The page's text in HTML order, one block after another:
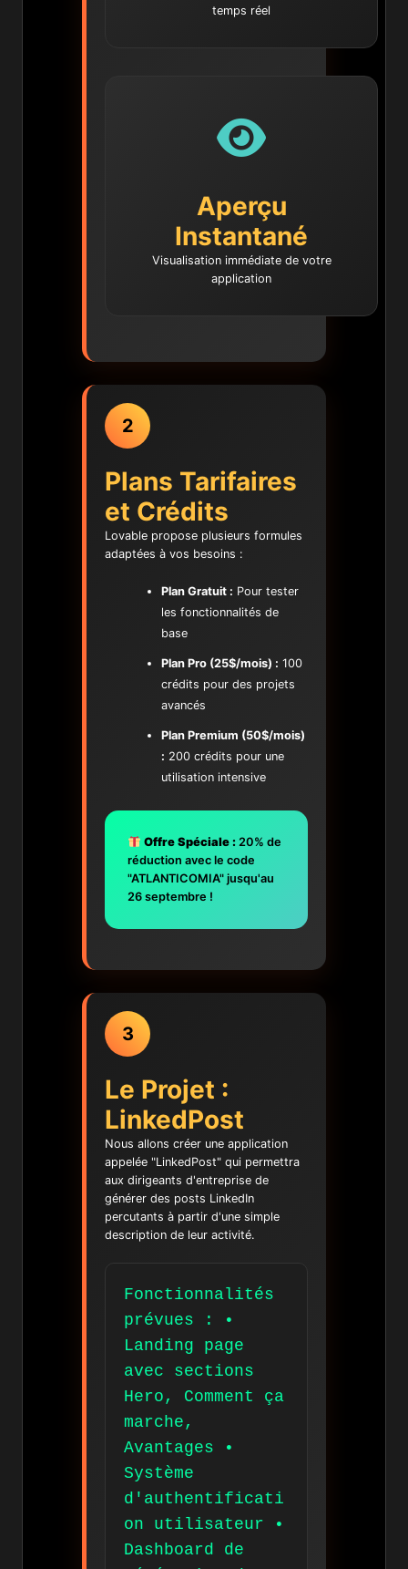
temps réel
Aperçu
Instantané
Visualisation immédiate de votre
application
2
Plans Tarifaires
et Crédits
Lovable propose plusieurs formules
adaptées à vos besoins :
Plan Gratuit : Pour tester
les fonctionnalités de
base
Plan Pro (25$/mois) : 100
crédits pour des projets
avancés
Plan Premium (50$/mois)
: 200 crédits pour une
utilisation intensive
Offre Spéciale :20% de
réduction avec le code
"ATLANTICOMIA" jusqu'au
26 septembre !
3
Le Projet :
LinkedPost
Nous allons créer une application
appelée "LinkedPost" qui permettra
aux dirigeants d'entreprise de
générer des posts LinkedIn
percutants à partir d'une simple
description de leur activité.
Fonctionnalités
prévues : •
Landing page
avec sections
Hero, Comment ça
marche,
Avantages •
Système
d'authentificati
on utilisateur •
Dashboard de